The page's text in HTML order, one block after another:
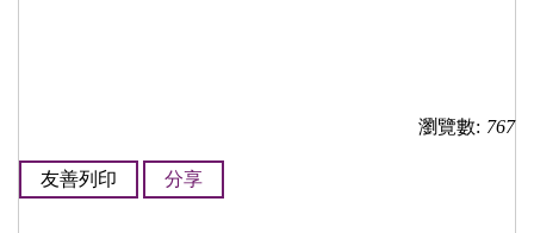
瀏覽數: 767
友善列印 分享